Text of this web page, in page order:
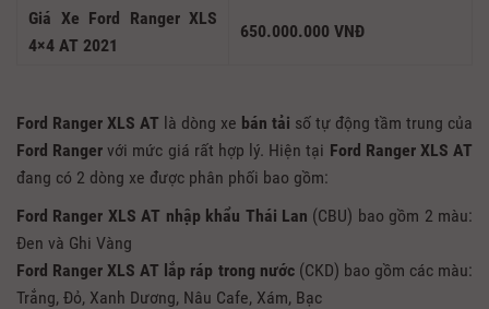
Giá Xe Ford Ranger XLS
4×4 AT 2021
650.000.000 VNĐ
Ford Ranger XLS AT là dòng xe bán tải số tự động tầm trung của
Ford Ranger với mức giá rất hợp lý. Hiện tại Ford Ranger XLS AT
đang có 2 dòng xe được phân phối bao gồm:
Ford Ranger XLS AT nhập khẩu Thái Lan (CBU) bao gồm 2 màu:
Đen và Ghi Vàng
Ford Ranger XLS AT lắp ráp trong nước(CKD) bao gồm các màu:
Trắng, Đỏ, Xanh Dương, Nâu Cafe, Xám, Bạc